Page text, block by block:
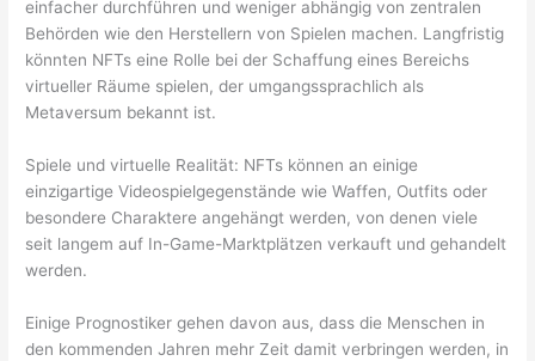
einfacher durchführen und weniger abhängig von zentralen
Behörden wie den Herstellern von Spielen machen. Langfristig
könnten NFTs eine Rolle bei der Schaffung eines Bereichs
virtueller Räume spielen, der umgangssprachlich als
Metaversum bekannt ist.
Spiele und virtuelle Realität: NFTs können an einige
einzigartige Videospielgegenstände wie Waffen, Outfits oder
besondere Charaktere angehängt werden, von denen viele
seit langem auf In-Game-Marktplätzen verkauft und gehandelt
werden.
Einige Prognostiker gehen davon aus, dass die Menschen in
den kommenden Jahren mehr Zeit damit verbringen werden, in